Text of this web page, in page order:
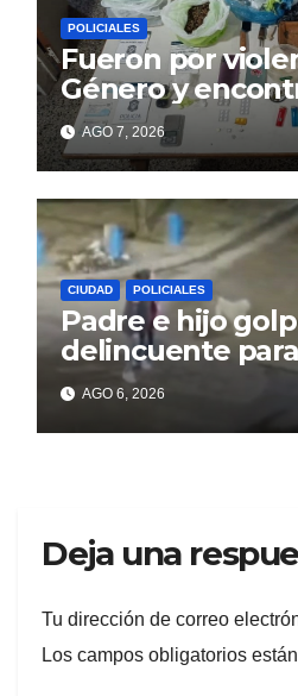
POLICIALES
Fueron por
Género y
AGO 7, 2026
CIUDAD POLICIALES
Padre e hijo
delincuente
un celular
AGO 6, 2026
Deja una
Tu dirección de correo
Los campos obligatorios